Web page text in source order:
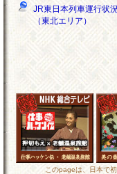
JR東日本列車運行状
（東北エリア）
このpageは、日本で